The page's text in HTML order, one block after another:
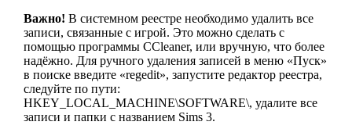
Важно! В системном реестре необходимо удалить все
записи, связанные с игрой. Это можно сделать с
помощью программы CCleaner, или вручную, что более
надёжно. Для ручного удаления записей в меню «Пуск»
в поиске введите «regedit», запустите редактор реестра,
следуйте по пути:
HKEY_LOCAL_MACHINE\SOFTWARE\, удалите все
записи и папки с названием Sims 3.